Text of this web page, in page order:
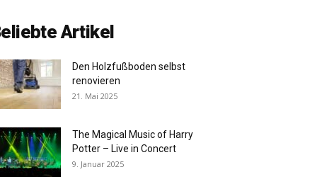
Artikel
Den Holzfußboden selbst
renovieren
21. Mai 2025
The Magical Music of Harry
Potter – Live in Concert
9. Januar 2025